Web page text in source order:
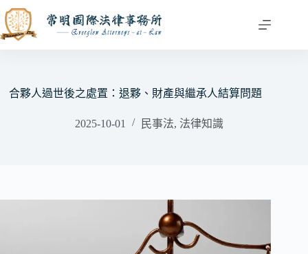
跳
至
主
容合夥人過世後之處置：退夥、財產與繼承人結算問題
2025-10-01 民事法, 法律知識